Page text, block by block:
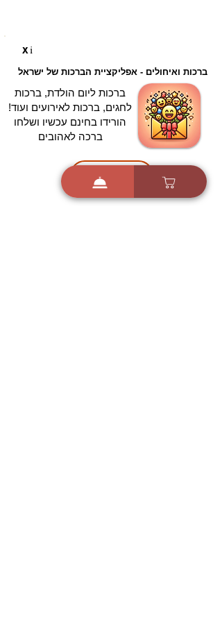
Xi
ברכות ואיחולים - אפליקציית הברכות של ישראל
ברכות ליום הולדת, ברכות
לחגים, ברכות לאירועים ועוד!
הורידו בחינם עכשיו ושלחו
ברכה לאהובים
הורדה